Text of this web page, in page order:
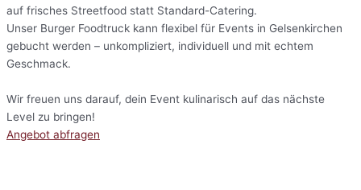
auf frisches Streetfood statt Standard-Catering.
Unser Burger Foodtruck kann flexibel für Events in Gelsenkirchen
gebucht werden – unkompliziert, individuell und mit echtem
Geschmack.
Wir freuen uns darauf, dein Event kulinarisch auf das nächste
Level zu bringen!
Angebot abfragen